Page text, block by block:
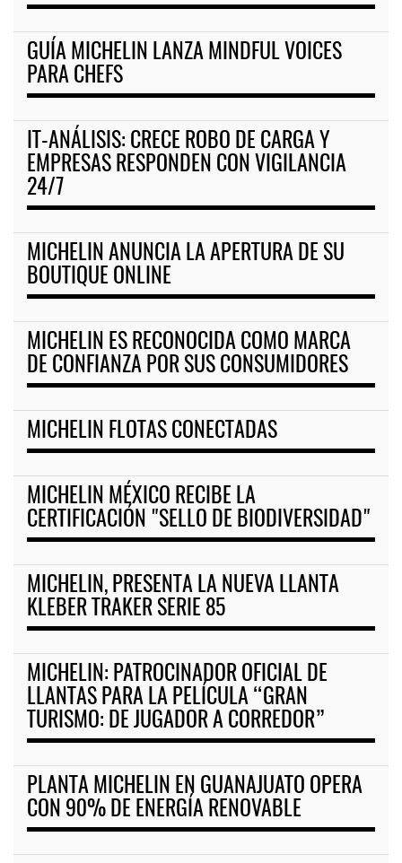
GUÍA MICHELIN LANZA MINDFUL VOICES
PARA CHEFS
IT-ANÁLISIS: CRECE ROBO DE CARGA Y
EMPRESAS RESPONDEN CON VIGILANCIA
24/7
MICHELIN ANUNCIA LA APERTURA DE SU
BOUTIQUE ONLINE
MICHELIN ES RECONOCIDA COMO MARCA
DE CONFIANZA POR SUS CONSUMIDORES
MICHELIN FLOTAS CONECTADAS
MICHELIN MÉXICO RECIBE LA
CERTIFICACIÓN "SELLO DE BIODIVERSIDAD"
MICHELIN, PRESENTA LA NUEVA LLANTA
KLEBER TRAKER SERIE 85
MICHELIN: PATROCINADOR OFICIAL DE
LLANTAS PARA LA PELÍCULA “GRAN
TURISMO: DE JUGADOR A CORREDOR”
PLANTA MICHELIN EN GUANAJUATO OPERA
CON 90% DE ENERGÍA RENOVABLE